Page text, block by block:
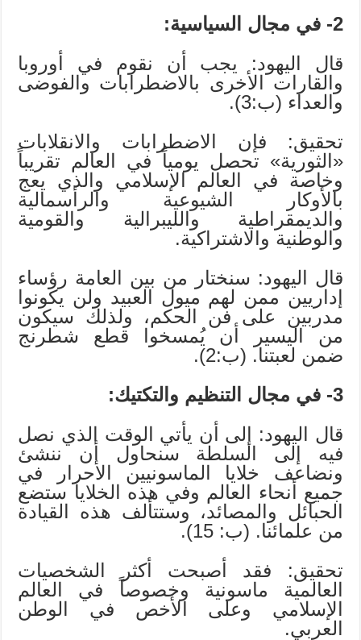
2- في مجال السياسية:
قال اليهود: يجب أن نقوم في أوروبا
والقارات الأخرى بالاضطرابات والفوضى
والعداء (ب:3).
تحقيق: فإن الاضطرابات والانقلابات
«الثورية» تحصل يومياً في العالم تقريباً
وخاصة في العالم الإسلامي والذي يعج
بالأوكار الشيوعية والرأسمالية
والديمقراطية والليبرالية والقومية
والوطنية والاشتراكية.
قال اليهود: سنختار من بين العامة رؤساء
إداريين ممن لهم ميول العبيد ولن يكونوا
مدربين على فن الحكم، ولذلك سيكون
من اليسير أن يُمسخوا قطع شطرنج
ضمن لعبتنا. (ب:2).
3- في مجال التنظيم والتكتيك:
قال اليهود: إلى أن يأتي الوقت الذي نصل
فيه إلى السلطة سنحاول أن ننشئ
ونضاعف خلايا الماسونيين الأحرار في
جميع أنحاء العالم وفي هذه الخلايا ستضع
الحبائل والمصائد، وستتألف هذه القيادة
من علمائنا. (ب: 15).
تحقيق: فقد أصبحت أكثر الشخصيات
العالمية ماسونية وخصوصاً في العالم
الإسلامي وعلى الأخص في الوطن
العربي.